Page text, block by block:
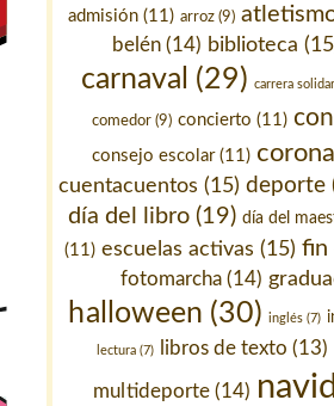
admisión (11) arroz (9)
belén (14) biblioteca
carnaval (29) carrera
comedor(9) concierto (11)
consejo escolar(11)
cuentacuentos (15) deporte
día del libro(19) día del
(11) escuelas activas (15) fin
fotomarcha (14)
halloween (30) inglés(7)
lectura (7) libros de texto (13)
multideporte(14)